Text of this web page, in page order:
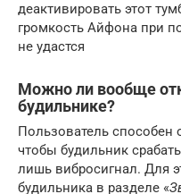
деактивировать этот
громкость Айфона при
не удастся
Можно ли вообще
будильнике?
Пользователь способен
чтобы будильник
лишь вибросигнал. Для
будильника в разделе «